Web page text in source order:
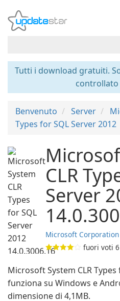
Tutti i download gratuiti.
controllato
Benvenuto Server
Types for SQL Server 2012
CLR
Server
Microsoft Corporation
fuori voti 6
Microsoft System CLR Types
funziona su Windows e
dimensione di 4,1MB.